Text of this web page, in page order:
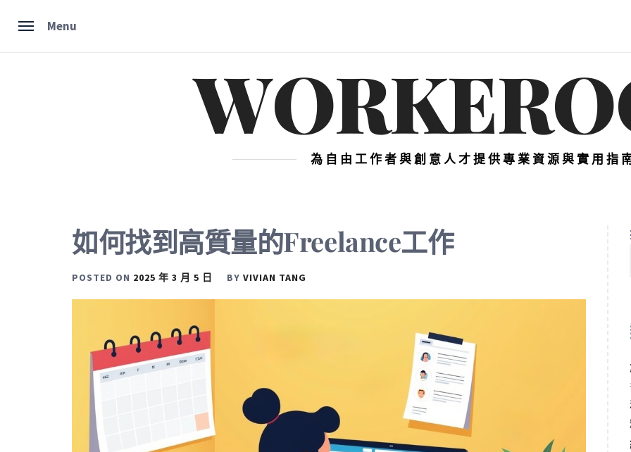
Menu
為自由工作者與創意人才提供專業資源與實用指
如何找到高質量的Freelance工作
POSTED ON 2025 年 3 月 5 日 BY VIVIAN TANG